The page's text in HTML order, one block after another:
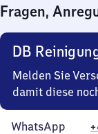
Fragen,
DB
Melden Sie
damit diese
WhatsApp